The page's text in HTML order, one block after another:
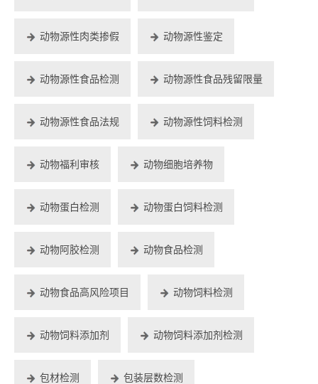
动物源性肉类掺假 动物源性鉴定
动物源性食品检测 动物源性食品残留限量
动物源性食品法规 动物源性饲料检测
动物福利审核 动物细胞培养物
动物蛋白检测 动物蛋白饲料检测
动物阿胶检测 动物食品检测
动物食品高风险项目 动物饲料检测
动物饲料添加剂 动物饲料添加剂检测
包材检测 包装层数检测